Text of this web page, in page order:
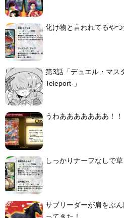
化け物と言われてるやつ
第3話「デュエル・マス
Teleport-」
うわあああああああ！
しっかりナーフなしで草
サブリーダーが肩をぶ